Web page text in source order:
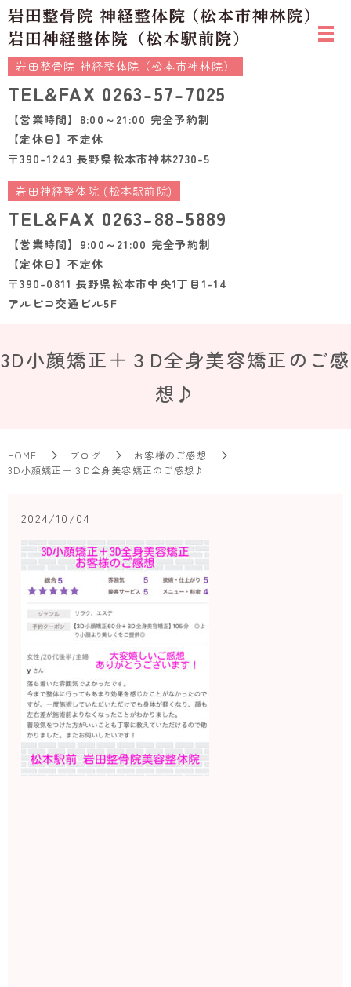
岩田整骨院 神経整体院（松本市神林院）
TEL&FAX 0263-57-7025
【営業時間】8:00～21:00 完全予約制
【定休日】不定休
〒390-1243 長野県松本市神林2730-5
岩田神経整体院 (松本駅前院)
TEL&FAX 0263-88-5889
【営業時間】9:00～21:00 完全予約制
【定休日】不定休
〒390-0811 長野県松本市中央1丁目1-14
アルピコ交通ビル5F
3D小顔矯正＋３D全身美容矯正のご感
想♪
HOME ブログ
お客様のご感想
3D小顔矯正＋３D全身美容矯正のご感想♪
2024/10/04